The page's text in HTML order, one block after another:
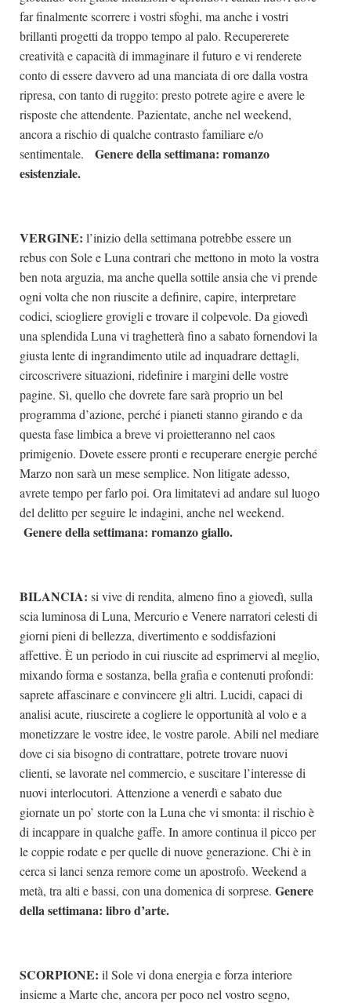
far finalmente scorrere i vostri sfoghi, ma anche i vostri
brillanti progetti da troppo tempo al palo. Recupererete
creatività e capacità di immaginare il futuro e vi renderete
conto di essere davvero ad una manciata di ore dalla vostra
ripresa, con tanto di ruggito: presto potrete agire e avere le
risposte che attendente. Pazientate, anche nel weekend,
ancora a rischio di qualche contrasto familiare e/o
sentimentale. Genere della settimana: romanzo
esistenziale.
VERGINE: l’inizio della settimana potrebbe essere un
rebus con Sole e Luna contrari che mettono in moto la vostra
ben nota arguzia, ma anche quella sottile ansia che vi prende
ogni volta che non riuscite a definire, capire, interpretare
codici, sciogliere grovigli e trovare il colpevole. Da giovedì
una splendida Luna vi traghetterà fino a sabato fornendovi la
giusta lente di ingrandimento utile ad inquadrare dettagli,
circoscrivere situazioni, ridefinire i margini delle vostre
pagine. Sì, quello che dovrete fare sarà proprio un bel
programma d’azione, perché i pianeti stanno girando e da
questa fase limbica a breve vi proietteranno nel caos
primigenio. Dovete essere pronti e recuperare energie perché
Marzo non sarà un mese semplice. Non litigate adesso,
avrete tempo per farlo poi. Ora limitatevi ad andare sul luogo
del delitto per seguire le indagini, anche nel weekend.
Genere della settimana: romanzo giallo.
BILANCIA: si vive di rendita, almeno fino a giovedì, sulla
scia luminosa di Luna, Mercurio e Venere narratori celesti di
giorni pieni di bellezza, divertimento e soddisfazioni
affettive. È un periodo in cui riuscite ad esprimervi al meglio,
mixando forma e sostanza, bella grafia e contenuti profondi:
saprete affascinare e convincere gli altri. Lucidi, capaci di
analisi acute, riuscirete a cogliere le opportunità al volo e a
monetizzare le vostre idee, le vostre parole. Abili nel mediare
dove ci sia bisogno di contrattare, potrete trovare nuovi
clienti, se lavorate nel commercio, e suscitare l’interesse di
nuovi interlocutori. Attenzione a venerdì e sabato due
giornate un po’ storte con la Luna che vi smonta: il rischio è
di incappare in qualche gaffe. In amore continua il picco per
le coppie rodate e per quelle di nuove generazione. Chi è in
cerca si lanci senza remore come un apostrofo. Weekend a
metà, tra alti e bassi, con una domenica di sorprese. Genere
della settimana: libro d’arte.
SCORPIONE: il Sole vi dona energia e forza interiore
insieme a Marte che, ancora per poco nel vostro segno,